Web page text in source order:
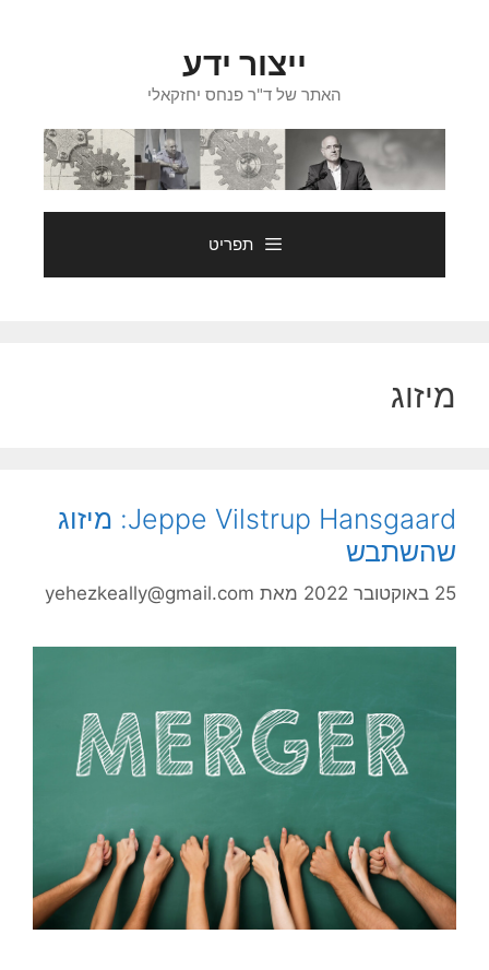
ייצור ידע
האתר של ד"ר פנחס יחזקאלי
תפריט
מיזוג
Jeppe Vilstrup Hansgaard: מיזוג
שהשתבש
25 באוקטובר 2022 מאת yehezkeally@gmail.com